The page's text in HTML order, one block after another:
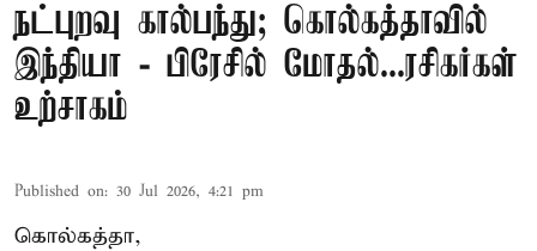
நட்புறவு கால்பந்து; கொல்கத்தாவில்
இந்தியா - பிரேசில் மோதல்...ரசிகர்கள்
உற்சாகம்
Published on: 30 Jul 2026, 4:21 pm
கொல்கத்தா,